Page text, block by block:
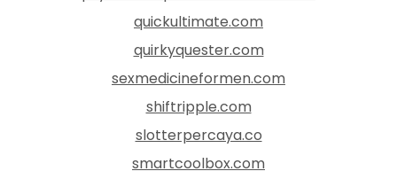
quickultimate.com
quirkyquester.com
sexmedicineformen.com
shiftripple.com
slotterpercaya.co
smartcoolbox.com